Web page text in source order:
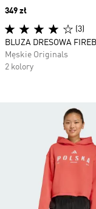
Price
349 zł
(3)
BLUZA DRESOWA
Męskie Originals
2 kolory